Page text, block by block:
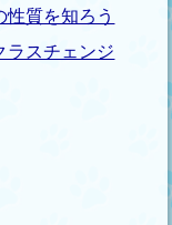
質を知ろう
スチェンジ